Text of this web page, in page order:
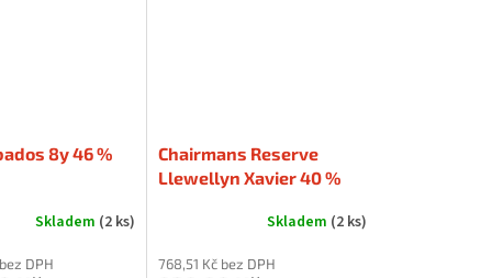
8y 46 %
Skladem (2 ks)
DPH
Chairmans Reserve
Llewellyn Xavier 40 %
Skladem (2 ks)
768,51 Kč bez DPH